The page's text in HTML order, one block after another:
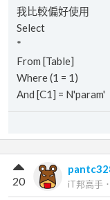
我比較偏好使用
Select
*
From [Table]
Where (1 = 1)
And [C1] = N'param'
iT邦高手 ．
20